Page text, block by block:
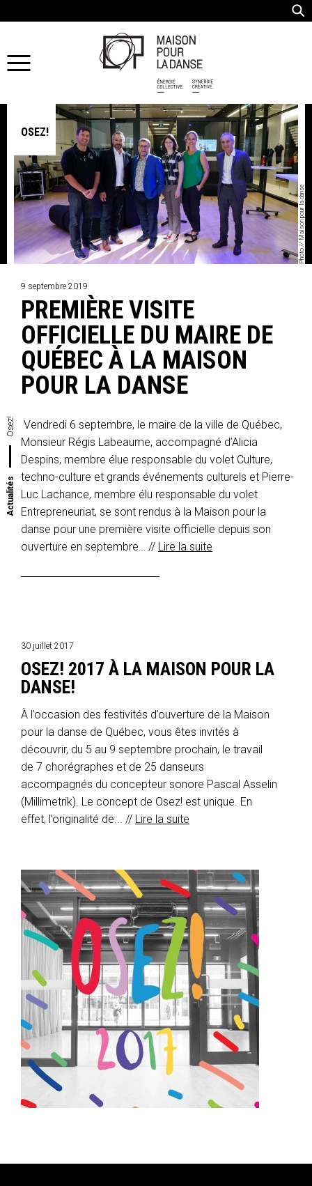
Photo // Maison pour la danse
OSEZ!
9 septembre 2019
PREMIÈRE VISITE
OFFICIELLE DU MAIRE DE
QUÉBEC À LA MAISON
POUR LA DANSE
Actualités
Osez!
Vendredi 6 septembre, le maire de la ville de Québec,
Monsieur Régis Labeaume, accompagné d’Alicia
Despins, membre élue responsable du volet Culture,
techno-culture et grands événements culturels et Pierre-
Luc Lachance, membre élu responsable du volet
Entrepreneuriat, se sont rendus à la Maison pour la
danse pour une première visite officielle depuis son
ouverture en septembre… // Lire la suite
30 juillet 2017
OSEZ! 2017 À LA MAISON POUR LA
DANSE!
À l’occasion des festivités d’ouverture de la Maison
pour la danse de Québec, vous êtes invités à
découvrir, du 5 au 9 septembre prochain, le travail
de 7 chorégraphes et de 25 danseurs
accompagnés du concepteur sonore Pascal Asselin
(Millimetrik). Le concept de Osez! est unique. En
effet, l’originalité de... // Lire la suite